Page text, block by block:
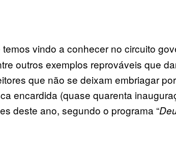
temos vindo a conhecer no circuito
outros exemplos reprováveis que
que não se deixam embriagar
encardida (quase quarenta
deste ano, segundo o programa “